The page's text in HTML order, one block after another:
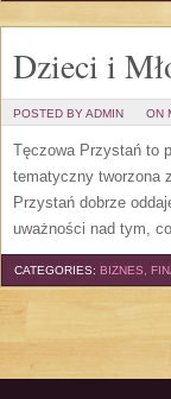
Dzieci i
POSTED BY ADMIN ON
Tęczowa Przystań to
tematyczny tworzona
Przystań dobrze
uważności nad tym,
CATEGORIES: BIZNES,